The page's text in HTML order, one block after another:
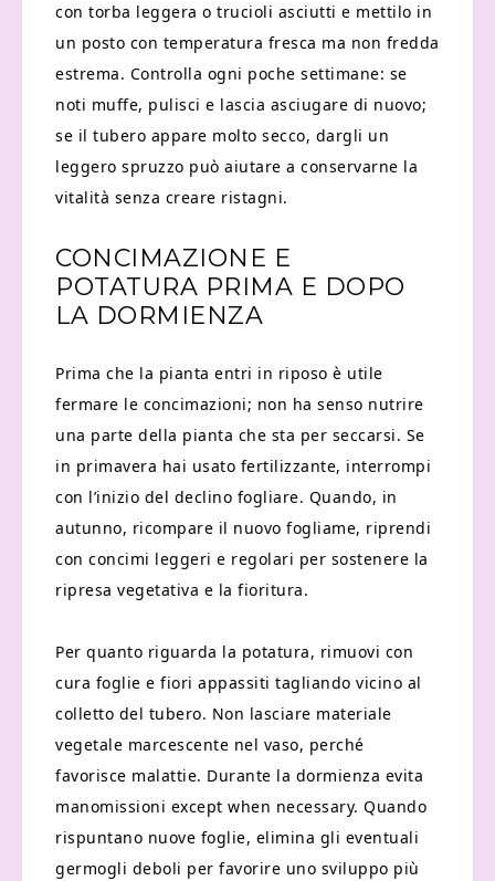
con torba leggera o trucioli asciutti e mettilo in
un posto con temperatura fresca ma non fredda
estrema. Controlla ogni poche settimane: se
noti muffe, pulisci e lascia asciugare di nuovo;
se il tubero appare molto secco, dargli un
leggero spruzzo può aiutare a conservarne la
vitalità senza creare ristagni.
CONCIMAZIONE E
POTATURA PRIMA E DOPO
LA DORMIENZA
Prima che la pianta entri in riposo è utile
fermare le concimazioni; non ha senso nutrire
una parte della pianta che sta per seccarsi. Se
in primavera hai usato fertilizzante, interrompi
con l’inizio del declino fogliare. Quando, in
autunno, ricompare il nuovo fogliame, riprendi
con concimi leggeri e regolari per sostenere la
ripresa vegetativa e la fioritura.
Per quanto riguarda la potatura, rimuovi con
cura foglie e fiori appassiti tagliando vicino al
colletto del tubero. Non lasciare materiale
vegetale marcescente nel vaso, perché
favorisce malattie. Durante la dormienza evita
manomissioni except when necessary. Quando
rispuntano nuove foglie, elimina gli eventuali
germogli deboli per favorire uno sviluppo più